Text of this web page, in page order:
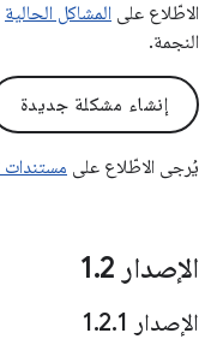
الاطّلاع على المشاكل الحالية
النجمة.
إنشاء مشكلة جديدة
يُرجى الاطّلاع على مستندات Issue Tracker
الإصدار 1 .2
الإصدار 1 .2.1